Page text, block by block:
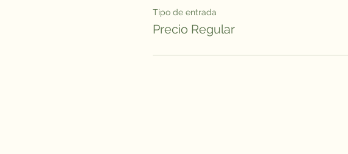
Tipo de entrada
Precio Regular